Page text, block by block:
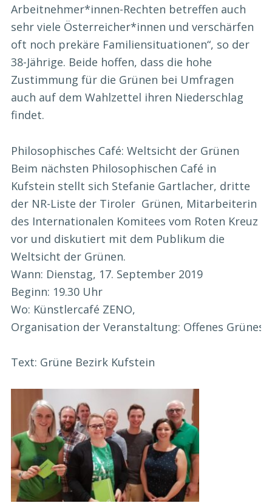
Arbeitnehmer*innen-Rechten betreffen auch
sehr viele Österreicher*innen und verschärfen
oft noch prekäre Familiensituationen“, so der
38-Jährige. Beide hoffen, dass die hohe
Zustimmung für die Grünen bei Umfragen
auch auf dem Wahlzettel ihren Niederschlag
findet.
Philosophisches Café: Weltsicht der Grünen
Beim nächsten Philosophischen Café in
Kufstein stellt sich Stefanie Gartlacher, dritte
der NR-Liste der Tiroler Grünen, Mitarbeiterin
des Internationalen Komitees vom Roten Kreuz
vor und diskutiert mit dem Publikum die
Weltsicht der Grünen.
Wann: Dienstag, 17. September 2019
Beginn: 19.30 Uhr
Wo: Künstlercafé ZENO,
Organisation der Veranstaltung: Offenes Grünes
Text: Grüne Bezirk Kufstein